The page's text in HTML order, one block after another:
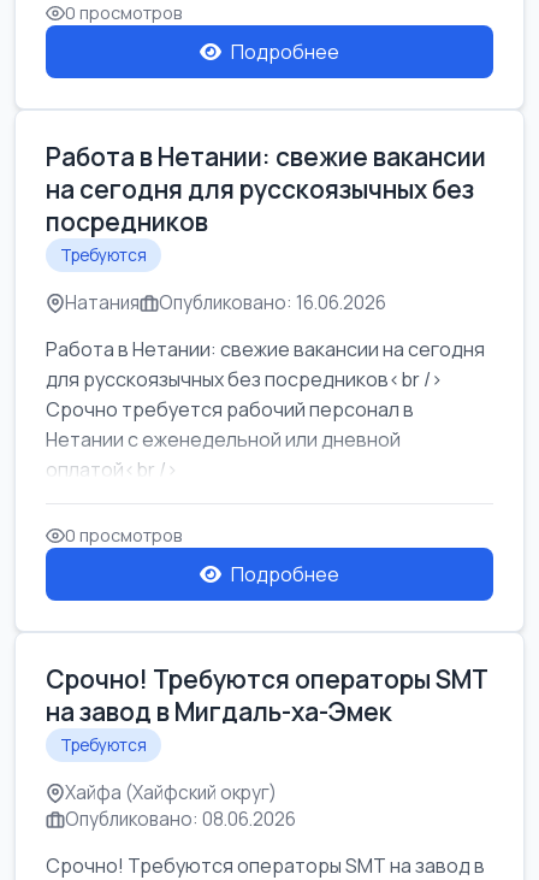
0 просмотров
Подробнее
Работа в Нетании: свежие вакансии
на сегодня для русскоязычных без
посредников
Требуются
Натания Опубликовано: 16.06.2026
Работа в Нетании: свежие вакансии на сегодня
для русскоязычных без посредников<br />
Срочно требуется рабочий персонал в
Нетании с еженедельной или дневной
оплатой<br />
Свежие вакансии в Нетании дл...
0 просмотров
Подробнее
Срочно! Требуются операторы SMT
на завод в Мигдаль-ха-Эмек
Требуются
Хайфа (Хайфский округ)
Опубликовано: 08.06.2026
Срочно! Требуются операторы SMT на завод в